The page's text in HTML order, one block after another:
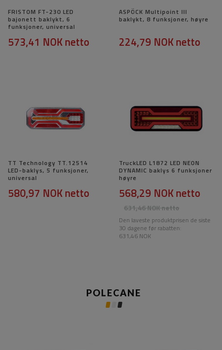
FRISTOM FT-230 LED
bajonett baklykt, 6
funksjoner, universal
573,41 NOKnetto
ASPÖCK Multipoint III
baklykt, 8 funksjoner, høyre
224,79 NOKnetto
TT Technology TT.12514
LED-baklys, 5 funksjoner,
universal
580,97 NOKnetto
TruckLED L1872 LED NEON
DYNAMIC baklys 6 funksjoner
høyre
631,46 NOKnetto
568,29 NOKnetto
Den laveste produktprisen de siste
30 dagene før rabatten:
631,46 NOK
POLECANE